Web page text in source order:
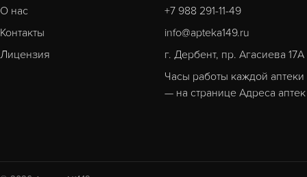
О нас
Контакты
Лицензия
+7 988 291-11-49
info@apteka149.ru
г. Дербент, пр. Агасиева 17А
Часы работы каждой аптеки
— на странице Адреса аптек